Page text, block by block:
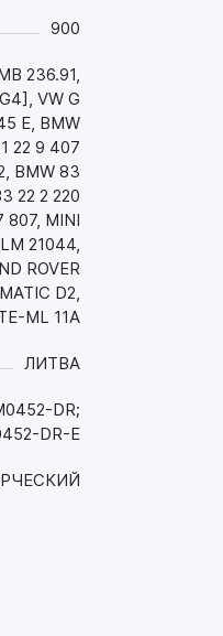
и
к
на
900
236.91,
VW G
E, BMW
22 9 407
BMW 83
22 2 220
807, MINI
21044,
ROVER
D2,
ML 11A
ЛИТВА
DR;
DR-E